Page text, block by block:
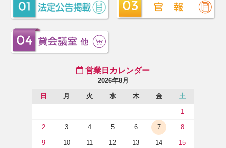
営業日カレンダー
2026年8月
日 月 火 水 木 金 土
1
2 3 4 5 6 7 8
9 10 11 12 13 14 15